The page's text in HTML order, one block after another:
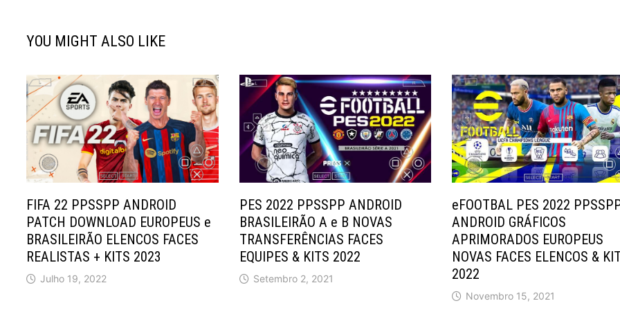
YOU MIGHT ALSO LIKE
FIFA 22 PPSSPP ANDROID
PATCH DOWNLOAD EUROPEUS e
BRASILEIRÃO ELENCOS FACES
REALISTAS + KITS 2023
Julho 19, 2022
PES 2022 PPSSPP ANDROID
BRASILEIRÃO A e B NOVAS
TRANSFERÊNCIAS FACES
EQUIPES & KITS 2022
Setembro 2, 2021
eFOOTBAL PES 2022
ANDROID GRÁFICOS
APRIMORADOS EUROPEUS
NOVAS FACES ELENCOS &
2022
Novembro 15, 2021